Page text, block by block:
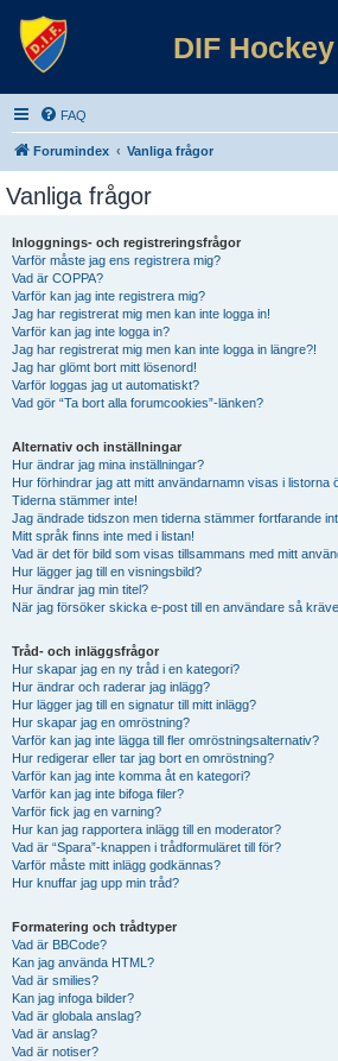
DIF
FAQ
Forumindex Vanliga frågor
Vanliga frågor
Inloggnings- och registreringsfrågor
Varför måste jag ens registrera mig?
Vad är COPPA?
Varför kan jag inte registrera mig?
Jag har registrerat mig men kan inte logga in!
Varför kan jag inte logga in?
Jag har registrerat mig men kan inte logga in längre?!
Jag har glömt bort mitt lösenord!
Varför loggas jag ut automatiskt?
Vad gör “Ta bort alla forumcookies”-länken?
Alternativ och inställningar
Hur ändrar jag mina inställningar?
Hur förhindrar jag att mitt användarnamn visas i listorna
Tiderna stämmer inte!
Jag ändrade tidszon men tiderna stämmer fortfarande
Mitt språk finns inte med i listan!
Vad är det för bild som visas tillsammans med mitt
Hur lägger jag till en visningsbild?
Hur ändrar jag min titel?
När jag försöker skicka e-post till en användare så
Tråd- och inläggsfrågor
Hur skapar jag en ny tråd i en kategori?
Hur ändrar och raderar jag inlägg?
Hur lägger jag till en signatur till mitt inlägg?
Hur skapar jag en omröstning?
Varför kan jag inte lägga till fler omröstningsalternativ?
Hur redigerar eller tar jag bort en omröstning?
Varför kan jag inte komma åt en kategori?
Varför kan jag inte bifoga filer?
Varför fick jag en varning?
Hur kan jag rapportera inlägg till en moderator?
Vad är “Spara”-knappen i trådformuläret till för?
Varför måste mitt inlägg godkännas?
Hur knuffar jag upp min tråd?
Formatering och trådtyper
Vad är BBCode?
Kan jag använda HTML?
Vad är smilies?
Kan jag infoga bilder?
Vad är globala anslag?
Vad är anslag?
Vad är notiser?